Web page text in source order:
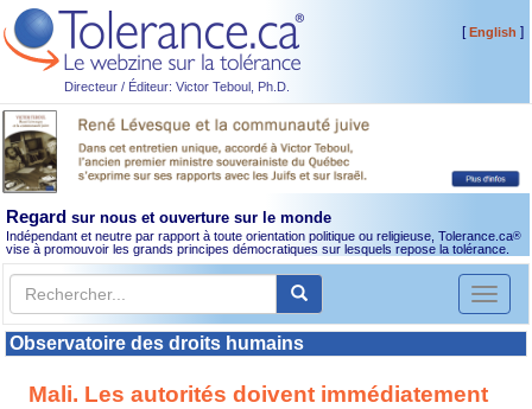
Directeur / Éditeur: Victor Teboul, Ph.D.
[English ]
Regard sur nous et ouverture sur le monde
Indépendant et neutre par rapport à toute orientation politique ou religieuse, Tolerance.ca®
vise à promouvoir les grands principes démocratiques sur lesquels repose la tolérance.
Toggle
Observatoire des droits humains
Mali. Les autorités doivent immédiatement